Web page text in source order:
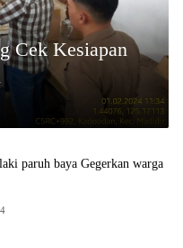
Cek Kesiapan
paruh baya Gegerkan warga